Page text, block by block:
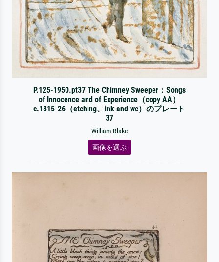
P.125-1950.pt37 The Chimney Sweeper：Songs
of Innocence and of Experience（copy AA）
c.1815-26（etching、ink and wc）のプレート
37
William Blake
画像を選ぶ